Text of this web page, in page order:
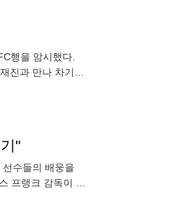
행을 암시했다.
진과 만나 차기
"
수들의 배웅을
프랭크 감독이 이